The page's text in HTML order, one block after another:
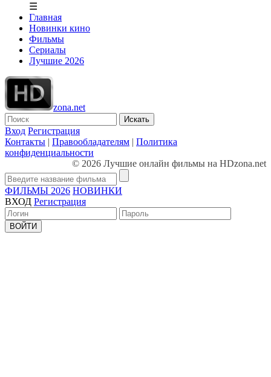
☰
Главная
Новинки кино
Фильмы
Сериалы
Лучшие 2026
zona.net
Искать
Вход Регистрация
Контакты | Правообладателям | Политика
конфиденциальности
© 2026 Лучшие онлайн фильмы на HDzona.net
ФИЛЬМЫ 2026 НОВИНКИ
ВХОД Регистрация